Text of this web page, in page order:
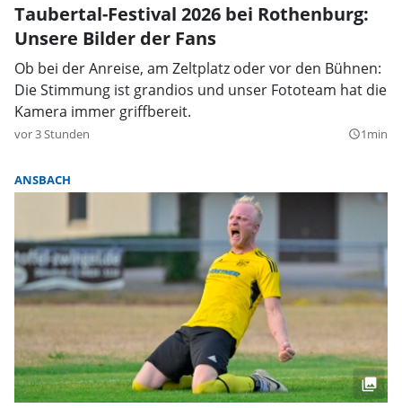
Taubertal-Festival 2026 bei Rothenburg:
Unsere Bilder der Fans
Ob bei der Anreise, am Zeltplatz oder vor den Bühnen:
Die Stimmung ist grandios und unser Fototeam hat die
Kamera immer griffbereit.
vor 3 Stunden query_builder1min
ANSBACH